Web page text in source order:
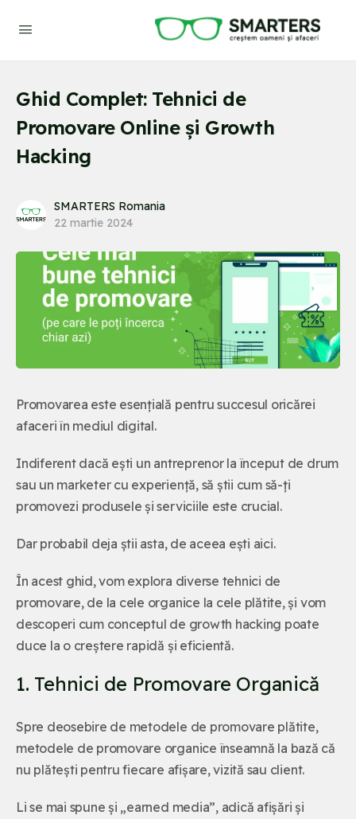
Ghid Complet: Tehnici de
Promovare Online și Growth
Hacking
SMARTERS Romania
22 martie 2024
Promovarea este esențială pentru succesul oricărei
afaceri în mediul digital.
Indiferent dacă ești un antreprenor la început de drum
sau un marketer cu experiență, să știi cum să-ți
promovezi produsele și serviciile este crucial.
Dar probabil deja știi asta, de aceea ești aici.
În acest ghid, vom explora diverse tehnici de
promovare, de la cele organice la cele plătite, și vom
descoperi cum conceptul de growth hacking poate
duce la o creștere rapidă și eficientă.
1. Tehnici de Promovare Organică
Spre deosebire de metodele de promovare plătite,
metodele de promovare organice înseamnă la bază că
nu plătești pentru fiecare afișare, vizită sau client.
Li se mai spune și „earned media”, adică afișări și